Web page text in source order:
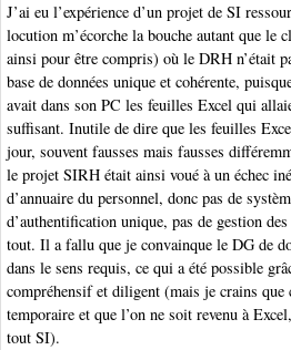
J’ai eu l’expérience d’un projet de SI
locution m’écorche la bouche autant que le
ainsi pour être compris) où le DRH n’était
base de données unique et cohérente,
avait dans son PC les feuilles Excel qui
suffisant. Inutile de dire que les feuilles
jour, souvent fausses mais fausses
le projet SIRH était ainsi voué à un échec
d’annuaire du personnel, donc pas de
d’authentification unique, pas de gestion
tout. Il a fallu que je convainque le DG de
dans le sens requis, ce qui a été possible
compréhensif et diligent (mais je crains que
temporaire et que l’on ne soit revenu à
tout SI).